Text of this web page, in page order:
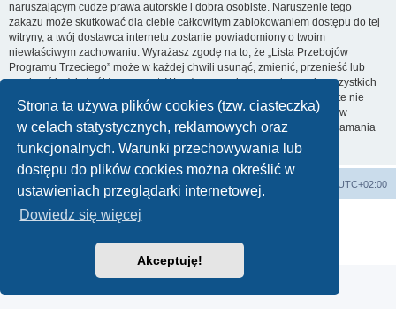
Strona ta używa plików cookies (tzw. ciasteczka)
w celach statystycznych, reklamowych oraz
funkcjonalnych. Warunki przechowywania lub
dostępu do plików cookies można określić w
ustawieniach przeglądarki internetowej.
Dowiedz się więcej
Akceptuję!
naruszającym cudze prawa autorskie i dobra osobiste. Naruszenie tego
zakazu może skutkować dla ciebie całkowitym zablokowaniem dostępu do tej
witryny, a twój dostawca internetu zostanie powiadomiony o twoim
niewłaściwym zachowaniu. Wyrażasz zgodę na to, że „Lista Przebojów
Programu Trzeciego” może w każdej chwili usunąć, zmienić, przenieść lub
zamknąć każdy twój temat, post. Wyrażasz zgodę na zapisywanie wszystkich
podanych przez ciebie informacji w naszej bazie danych. Informacje te nie
będą przekazywane nikomu bez twojej zgody, ale ani „Lista Przebojów
Programu Trzeciego”, ani phpBB nie ponosi odpowiedzialności za włamania
do witryny, podczas których może dojść do kradzieży danych.
Lista Przebojów Programu Trzeciego UTC+02:00
Technologię dostarcza
Zasady ochrony danych osobowych